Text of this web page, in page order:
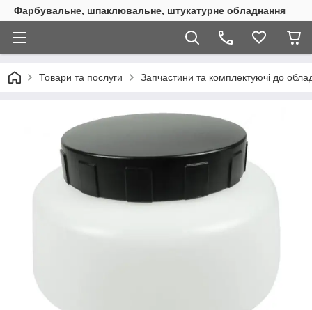
Фарбувальне, шпаклювальне, штукатурне обладнання
Товари та послуги Запчастини та комплектуючі до